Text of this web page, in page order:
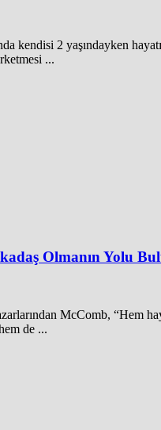
kendisi 2 yaşındayken
...
Olmanın Yolu
McComb, “Hem
de ...